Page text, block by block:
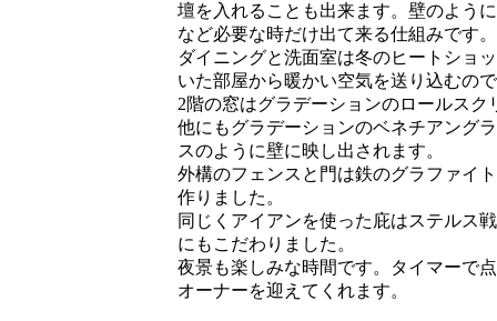
壇を入れることも出来ます。壁のよう
など必要な時だけ出て来る仕組みです。
ダイニングと洗面室は冬のヒートショ
いた部屋から暖かい空気を送り込むの
2階の窓はグラデーションのロールス
他にもグラデーションのベネチアング
スのように壁に映し出されます。
外構のフェンスと門は鉄のグラファイ
作りました。
同じくアイアンを使った庇はステルス
にもこだわりました。
夜景も楽しみな時間です。タイマーで
オーナーを迎えてくれます。